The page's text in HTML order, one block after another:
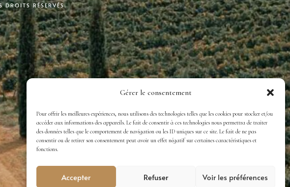
Gérer le consentement
Pour offrir les meilleures expériences, nous utilisons des technologies telles que les cookies pour stocker et/ou
accéder aux informations des appareils. Le fait de consentir à ces technologies nous permettra de traiter
des données telles que le comportement de navigation ou les ID uniques sur ce site. Le fait de ne pas
consentir ou de retirer son consentement peut avoir un effet négatif sur certaines caractéristiques et
fonctions.
Accepter Refuser Voir les préférences
RÉSERVÉS.